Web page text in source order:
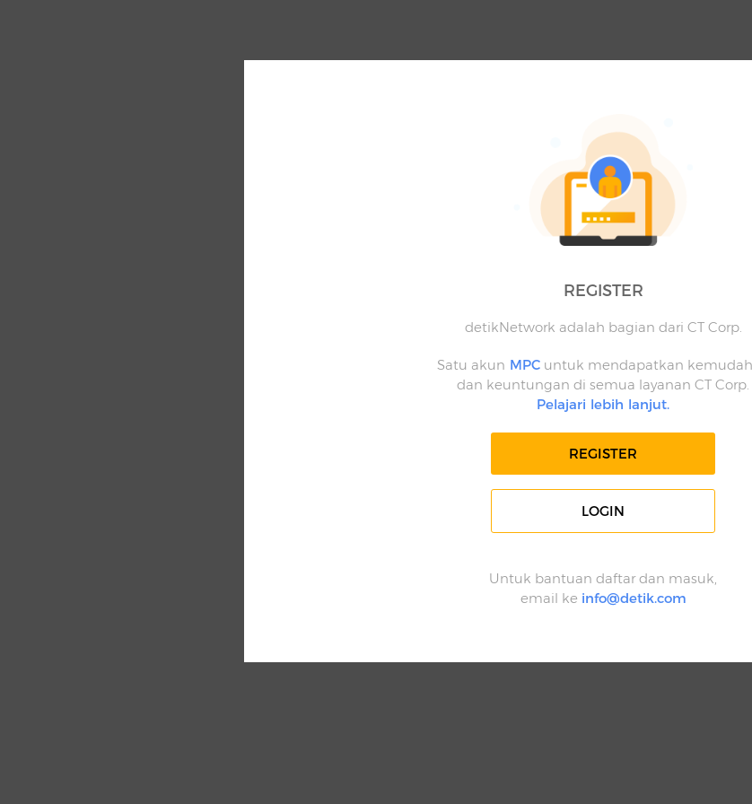
REGISTER
detikNetwork adalah bagian dari CT Corp.
Satu akun MPCuntuk mendapatkan
dan keuntungan di semua layanan CT Corp.
Pelajari lebih lanjut.
REGISTER
LOGIN
Untuk bantuan daftar dan masuk,
email ke info@detik.com